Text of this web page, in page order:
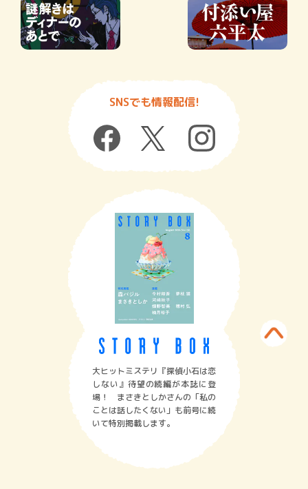
SNSでも情報配信!
大ヒットミステリ『探偵小石は恋
しない』待望の続編が本誌に登
場！ まさきとしかさんの「私の
ことは話したくない」も前号に続
いて特別掲載します。